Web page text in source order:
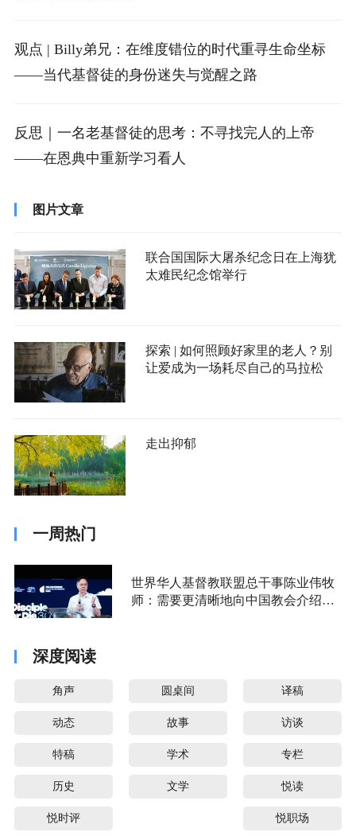
观点 | Billy弟兄：在维度错位的时代重寻生命坐标
——当代基督徒的身份迷失与觉醒之路
反思｜一名老基督徒的思考：不寻找完人的上帝
——在恩典中重新学习看人
图片文章
联合国国际大屠杀纪念日在上海犹
太难民纪念馆举行
探索 | 如何照顾好家里的老人？别
让爱成为一场耗尽自己的马拉松
走出抑郁
一周热门
世界华人基督教联盟总干事陈业伟牧
师：需要更清晰地向中国教会介绍福
深度阅读
角声 圆桌间 译稿
动态 故事 访谈
特稿 学术 专栏
历史 文学 悦读
悦时评 悦职场